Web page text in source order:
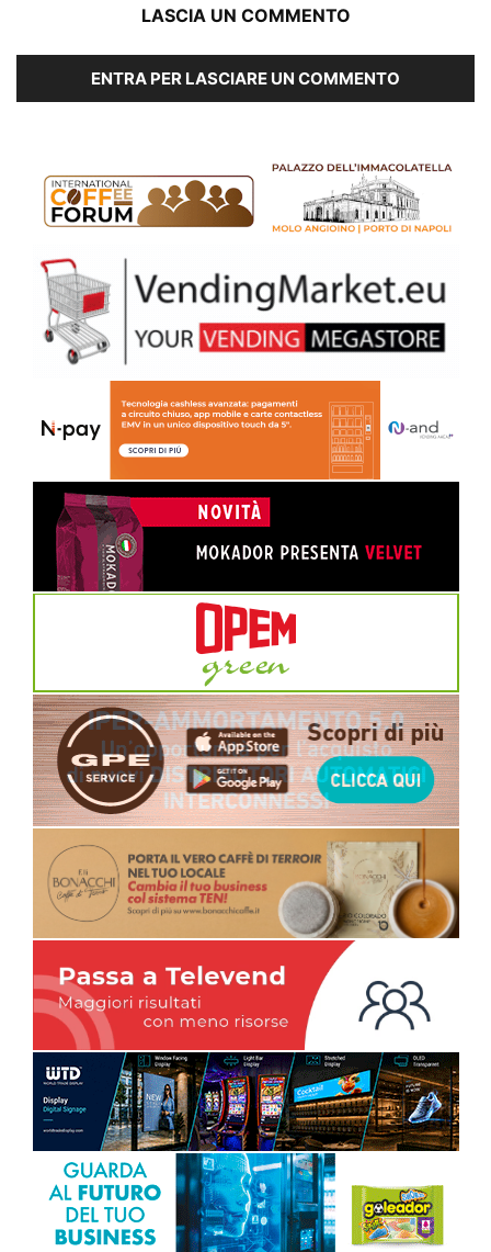
LASCIA UN COMMENTO
ENTRA PER LASCIARE UN COMMENTO